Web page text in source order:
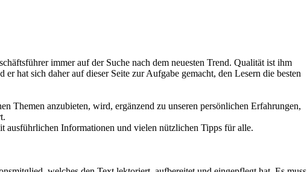
immer auf der Suche nach dem neuesten Trend. Qualität ist ihm
hat sich daher auf dieser Seite zur Aufgabe gemacht, den Lesern die besten
Themen anzubieten, wird, ergänzend zu unseren persönlichen Erfahrungen,
ausführlichen Informationen und vielen nützlichen Tipps für alle.